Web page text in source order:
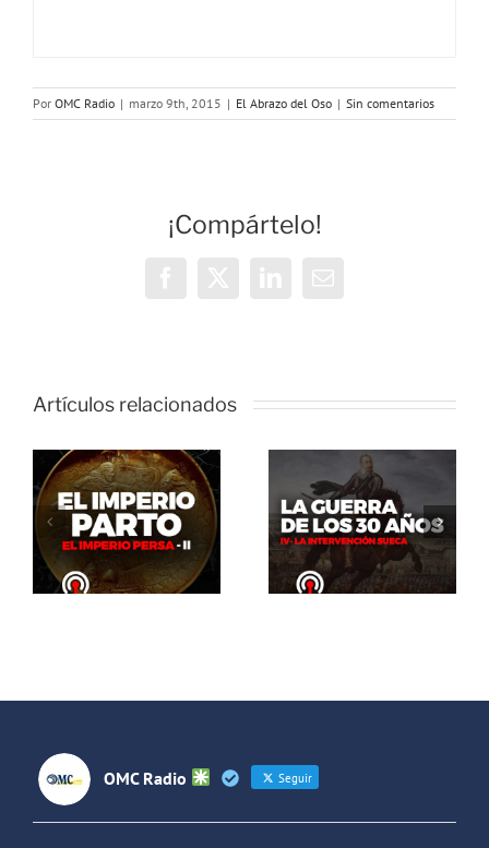
Por OMC Radio | marzo 9th, 2015 | El Abrazo del Oso | Sin comentarios
¡Compártelo!
Artículos relacionados
El Abrazo
del Oso. La
guerra de
los 30 años:
La
intervención
El Abrazo
del Oso.
Dinosaurios
Live Stream
OMC Radio Seguir